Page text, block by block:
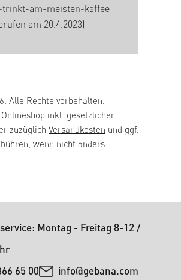
trinkt-am-meisten-kaffee
am 20.4.2023)
Alle Rechte vorbehalten.
inkl. gesetzlicher
zuzüglich Versandkosten und ggf.
wenn nicht anders
Montag - Freitag 8-12 /
65 00
info@gebana.com